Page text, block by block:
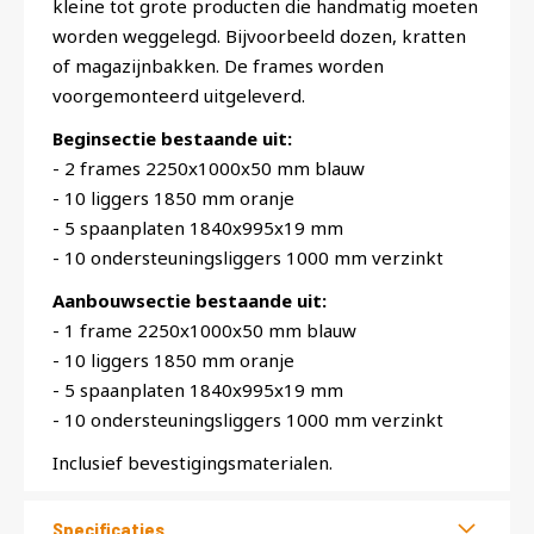
kleine tot grote producten die handmatig moeten
worden weggelegd. Bijvoorbeeld dozen, kratten
of magazijnbakken. De frames worden
voorgemonteerd uitgeleverd.
Beginsectie bestaande uit:
- 2 frames 2250x1000x50 mm blauw
- 10 liggers 1850 mm oranje
- 5 spaanplaten 1840x995x19 mm
- 10 ondersteuningsliggers 1000 mm verzinkt
Aanbouwsectie bestaande uit:
- 1 frame 2250x1000x50 mm blauw
- 10 liggers 1850 mm oranje
- 5 spaanplaten 1840x995x19 mm
- 10 ondersteuningsliggers 1000 mm verzinkt
Inclusief bevestigingsmaterialen.
Specificaties